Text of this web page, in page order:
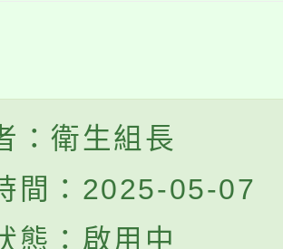
：衛生組長
間：2025-05-07
態：啟用中